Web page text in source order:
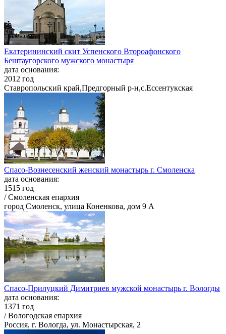
Екатерининский скит Успенского Второафонского
Бештаугорского мужского монастыря
дата основания:
2012 год
Ставропольский край,Предгорный р-н,с.Ессентукская
Спасо-Вознесенский женский монастырь г. Смоленска
дата основания:
1515 год
/ Смоленская епархия
город Смоленск, улица Коненкова, дом 9 А
Спасо-Прилуцкий Димитриев мужской монастырь г. Вологды
дата основания:
1371 год
/ Вологодская епархия
Россия, г. Вологда, ул. Монастырская, 2